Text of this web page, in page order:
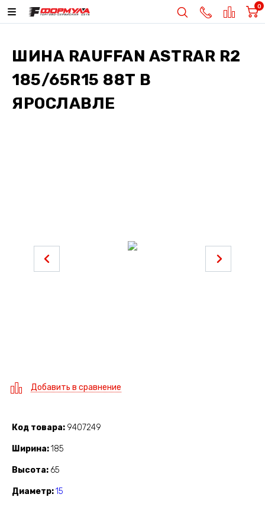
0
ШИНА RAUFFAN ASTRAR R2
185/65R15 88T В
ЯРОСЛАВЛЕ
Добавить в сравнение
Код товара 9407249
Ширина 185
Высота 65
Диаметр 15